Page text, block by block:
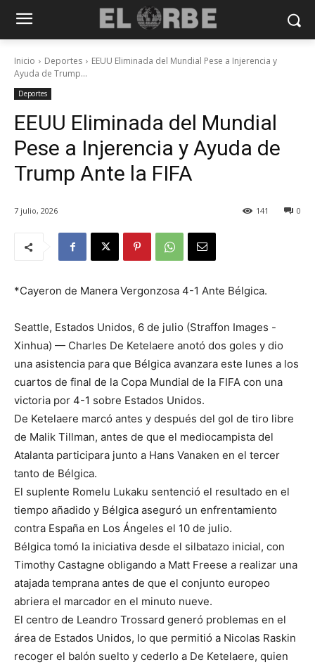
Inicio Deportes
EEUU Eliminada del Mundial Pese a Injerencia y
Ayuda de Trump...
Deportes
EEUU Eliminada del Mundial
Pese a Injerencia y Ayuda de
Trump Ante la FIFA
7 julio, 2026 0
141
*Cayeron de Manera Vergonzosa 4-1 Ante Bélgica.
Seattle, Estados Unidos, 6 de julio (Straffon Images -
Xinhua) — Charles De Ketelaere anotó dos goles y dio
una asistencia para que Bélgica avanzara este lunes a los
cuartos de final de la Copa Mundial de la FIFA con una
victoria por 4-1 sobre Estados Unidos.
De Ketelaere marcó antes y después del gol de tiro libre
de Malik Tillman, antes de que el mediocampista del
Atalanta participara junto a Hans Vanaken en el tercer
tanto de Bélgica.
El suplente Romelu Lukaku sentenció el resultado en el
tiempo añadido y Bélgica aseguró un enfrentamiento
contra España en Los Ángeles el 10 de julio.
Bélgica tomó la iniciativa desde el silbatazo inicial, con
Timothy Castagne obligando a Matt Freese a realizar una
atajada temprana antes de que el conjunto europeo
abriera el marcador en el minuto nueve.
El centro de Leandro Trossard generó problemas en el
área de Estados Unidos, lo que permitió a Nicolas Raskin
recoger el balón suelto y cederlo a De Ketelaere, quien